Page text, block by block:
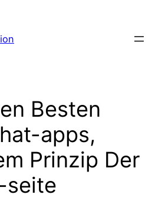
Besten
apps,
Prinzip Der
seite